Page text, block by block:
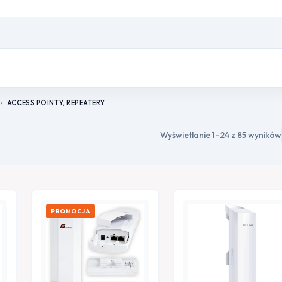
chevron_right ACCESS POINTY, REPEATERY
Wyświetlanie 1–24 z 85 wyników
PROMOCJA